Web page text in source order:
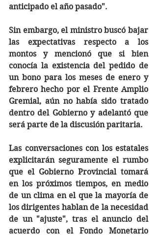
anticipado el año pasado".
Sin embargo, el ministro buscó bajar
las expectativas respecto a los
montos y mencionó que si bien
conocía la existencia del pedido de
un bono para los meses de enero y
febrero hecho por el Frente Amplio
Gremial, aún no había sido tratado
dentro del Gobierno y adelantó que
será parte de la discusión paritaria.
Las conversaciones con los estatales
explicitarán seguramente el rumbo
que el Gobierno Provincial tomará
en los próximos tiempos, en medio
de un clima en el que la mayoría de
los dirigentes hablan de la necesidad
de un "ajuste", tras el anuncio del
acuerdo con el Fondo Monetario